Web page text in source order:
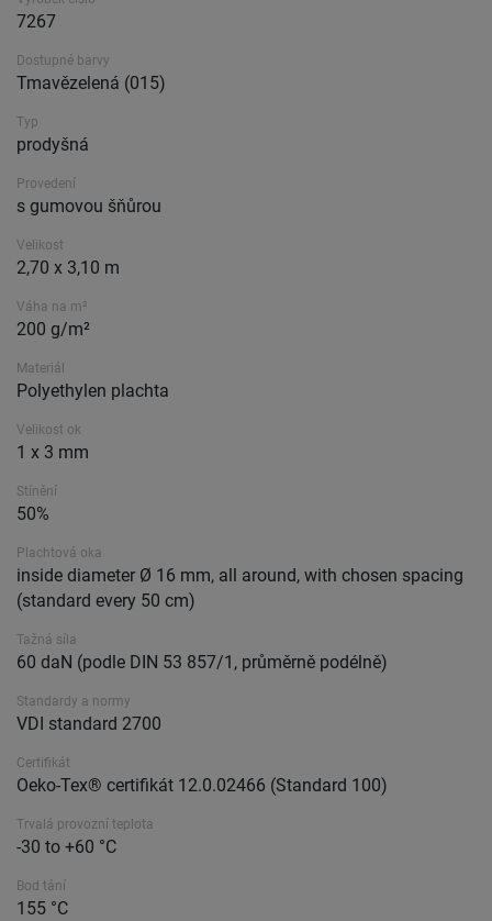
7267
Dostupné barvy
Tmavězelená (015)
Typ
prodyšná
Provedení
s gumovou šňůrou
Velikost
2,70 x 3,10 m
Váha na m²
200 g/m²
Materiál
Polyethylen plachta
Velikost ok
1 x 3 mm
Stínění
50%
Plachtová oka
inside diameter Ø 16 mm, all around, with chosen spacing
(standard every 50 cm)
Tažná síla
60 daN (podle DIN 53 857/1, průměrně podélně)
Standardy a normy
VDI standard 2700
Certifikát
Oeko-Tex® certifikát 12.0.02466 (Standard 100)
Trvalá provozní teplota
-30 to +60 °C
Bod tání
155 °C